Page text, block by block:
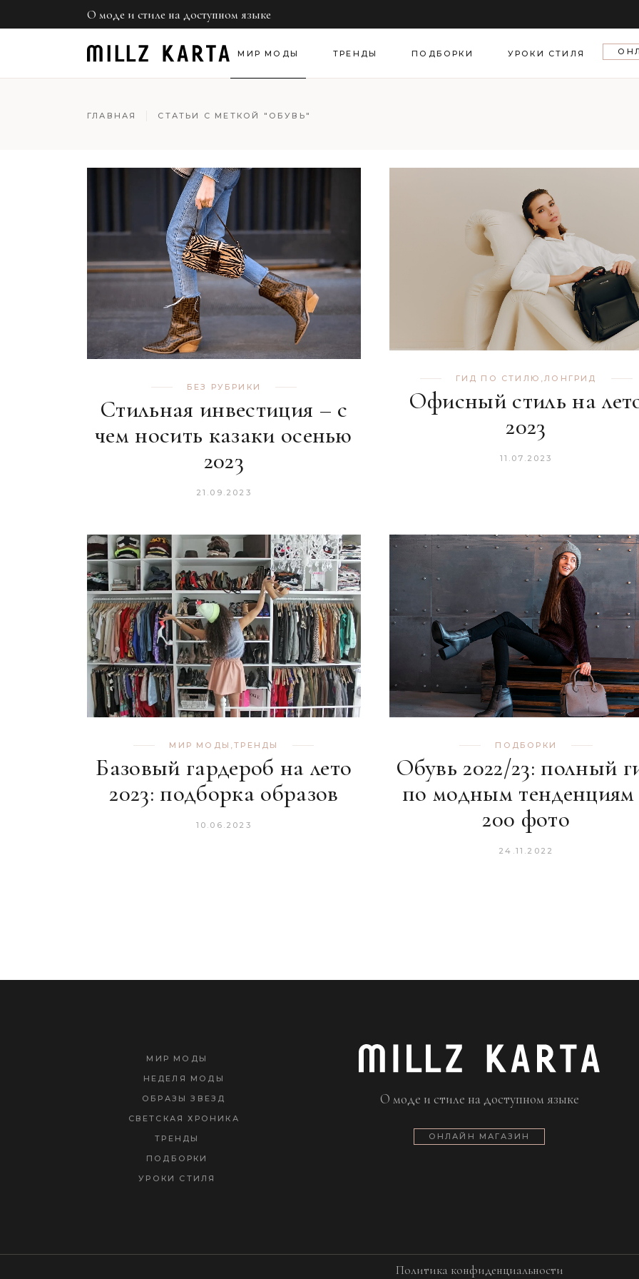
О моде и стиле на доступном языке
МИР МОДЫ
Неделя моды
ТРЕНДЫ ПОДБОРКИ УРОКИ СТИЛЯ
Неделя моды
Образы звезд
Светская хроника
ГЛАВНАЯ СТАТЬИ С МЕТКОЙ "ОБУВЬ"
БЕЗ РУБРИКИ
Стильная инвестиция – с
чем носить казаки осенью
2023
21.09.2023
ГИД ПО СТИЛЮ ,ЛОНГРИД
Офисный стиль на
2023
11.07.2023
МИР МОДЫ ,ТРЕНДЫ
Базовый гардероб на лето
2023: подборка образов
10.06.2023
ПОДБОРКИ
Обувь 2022/23: полный
по модным тенденциям
200 фото
24.11.2022
МИР МОДЫ
НЕДЕЛЯ МОДЫ
ОБРАЗЫ ЗВЕЗД
СВЕТСКАЯ ХРОНИКА
ТРЕНДЫ
ПОДБОРКИ
УРОКИ СТИЛЯ
О моде и стиле на доступном языке
ОНЛАЙН МАГАЗИН
Политика конфиденциальности